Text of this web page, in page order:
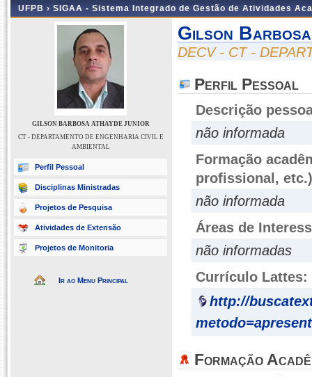
UFPB › SIGAA - Sistema Integrado de Gestão de Atividades
GILSON BARBOSA ATHAYDE JUNIOR
CT - DEPARTAMENTO DE ENGENHARIA CIVIL E
AMBIENTAL
Perfil Pessoal
Disciplinas Ministradas
Projetos de Pesquisa
Atividades de Extensão
Projetos de Monitoria
Ir ao Menu Principal
Gilson
DECV - CT -
Perfil Pessoal
Descrição
não informada
Formação
profissional, etc.)
não informada
Áreas de
não informadas
Currículo Lattes:
http://
Formação